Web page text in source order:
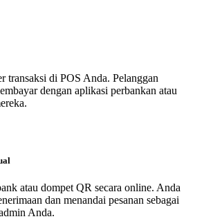
transaksi di POS Anda. Pelanggan
dengan aplikasi perbankan atau
atau dompet QR secara online. Anda
dan menandai pesanan sebagai
Anda.